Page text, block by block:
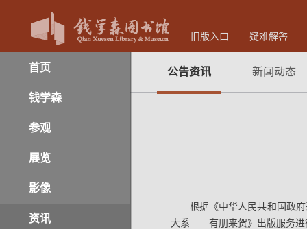
旧版入口 疑难解答
首页
钱学森
参观
展览
影像
资讯
公告资讯 新闻动态
根据《中华人民共和国政
大系——有朋来贺》出版服务进